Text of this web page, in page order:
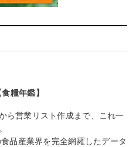
糧年鑑】
ら営業リスト作成まで、これ一
品産業界を完全網羅したデータ